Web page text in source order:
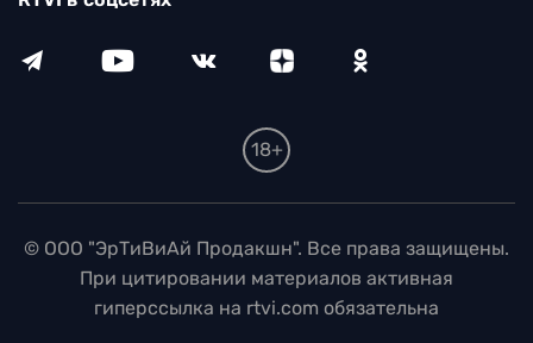
18+
© ООО "ЭрТиВиАй Продакшн". Все права защищены.
При цитировании материалов активная
гиперссылка на rtvi.com обязательна